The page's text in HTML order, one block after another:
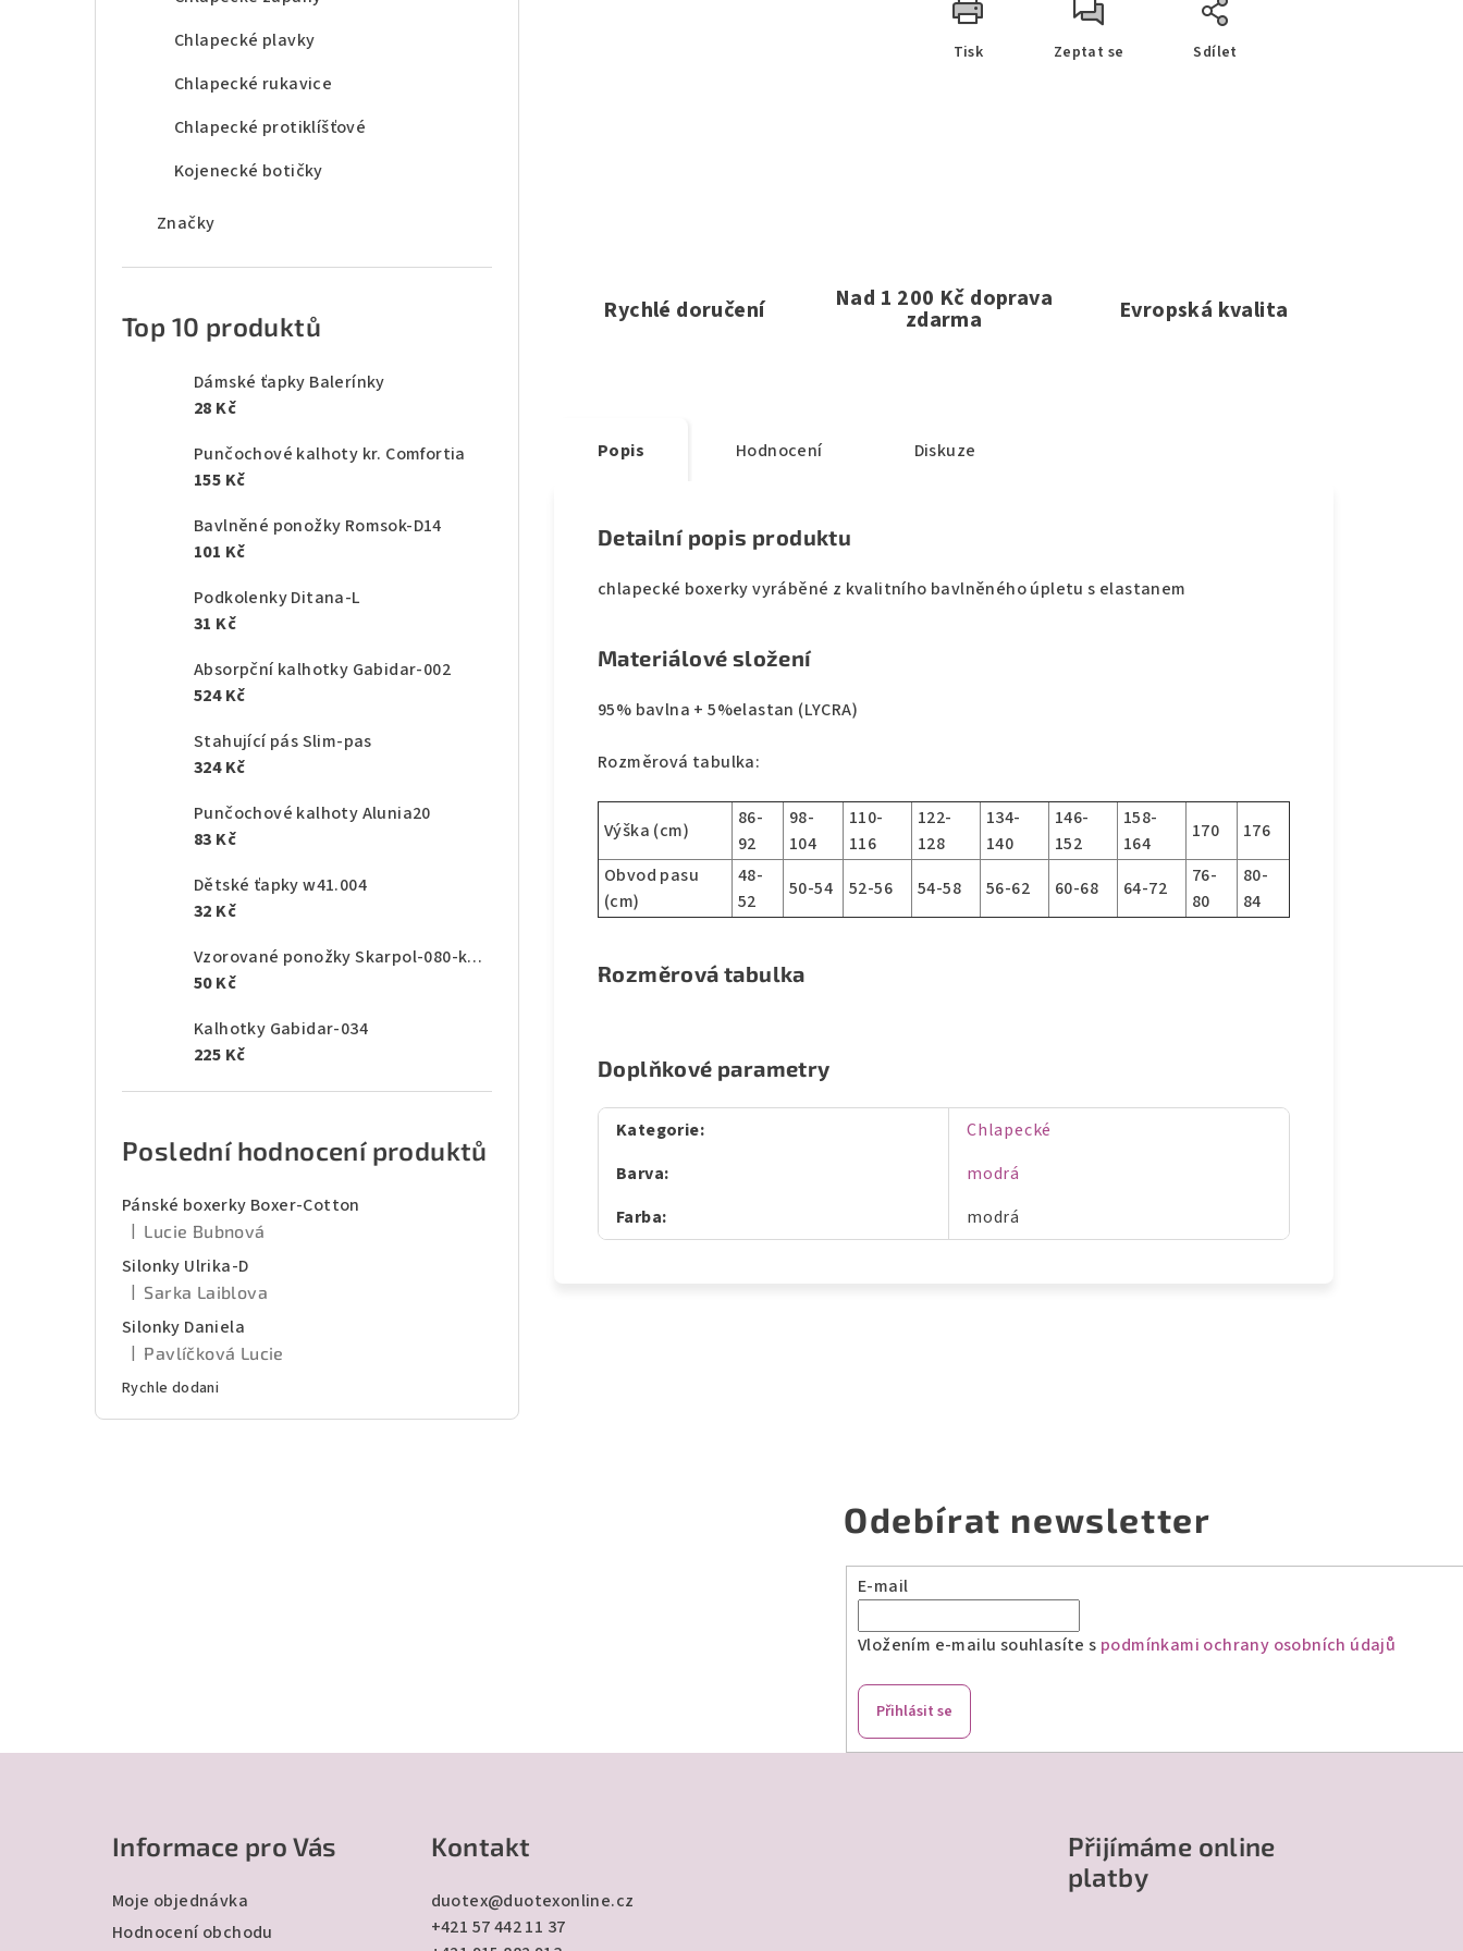
Chlapecké plavky
Chlapecké rukavice
Chlapecké protiklíšťové
Kojenecké botičky
Značky
Top 10 produktů
Dámské ťapky Balerínky
28 Kč
Punčochové kalhoty kr. Comfortia
155 Kč
Bavlněné ponožky Romsok-D14
101 Kč
Podkolenky Ditana-L
31 Kč
Absorpční kalhotky Gabidar-002
524 Kč
Stahující pás Slim-pas
324 Kč
Punčochové kalhoty Alunia20
83 Kč
Dětské ťapky w41.004
32 Kč
Vzorované ponožky Skarpol-080-kaktus
50 Kč
Kalhotky Gabidar-034
225 Kč
Poslední hodnocení produktů
Pánské boxerky Boxer-Cotton
Hodnocení produktu je 5 z 5 hvězdiček.
Lucie Bubnová
Silonky Ulrika-D
Hodnocení produktu je 5 z 5 hvězdiček.
Sarka Laiblova
Silonky Daniela
Hodnocení produktu je 5 z 5 hvězdiček.
Pavlíčková Lucie
Rychle dodani
Tisk Zeptat se Sdílet
Rychlé doručení Nad 1 200 Kč doprava
zdarma Evropská kvalita
Popis Hodnocení Diskuze
Detailní popis produktu
chlapecké boxerky vyráběné z kvalitního bavlněného úpletu s elastanem
Materiálové složení
95% bavlna + 5%elastan (LYCRA)
Rozměrová tabulka:
Výška (cm)
86-
92
98-
104
110-
116
122-
128
134-
140
146-
152
158-
164
170
176
Obvod pasu
(cm)
48-
52
50-54 52-56 54-58 56-62 60-68 64-72
76-
80
80-
84
Rozměrová tabulka
Doplňkové parametry
Kategorie:
Chlapecké
Barva:
modrá
Farba: modrá
Odebírat newsletter
E-mail
Vložením e-mailu souhlasíte s podmínkami ochrany osobních údajů
Přihlásit se
Informace pro Vás
Moje objednávka
Hodnocení obchodu
Kontakt
duotex@duotexonline.cz
+421 57 442 11 37
Přijímáme online
platby